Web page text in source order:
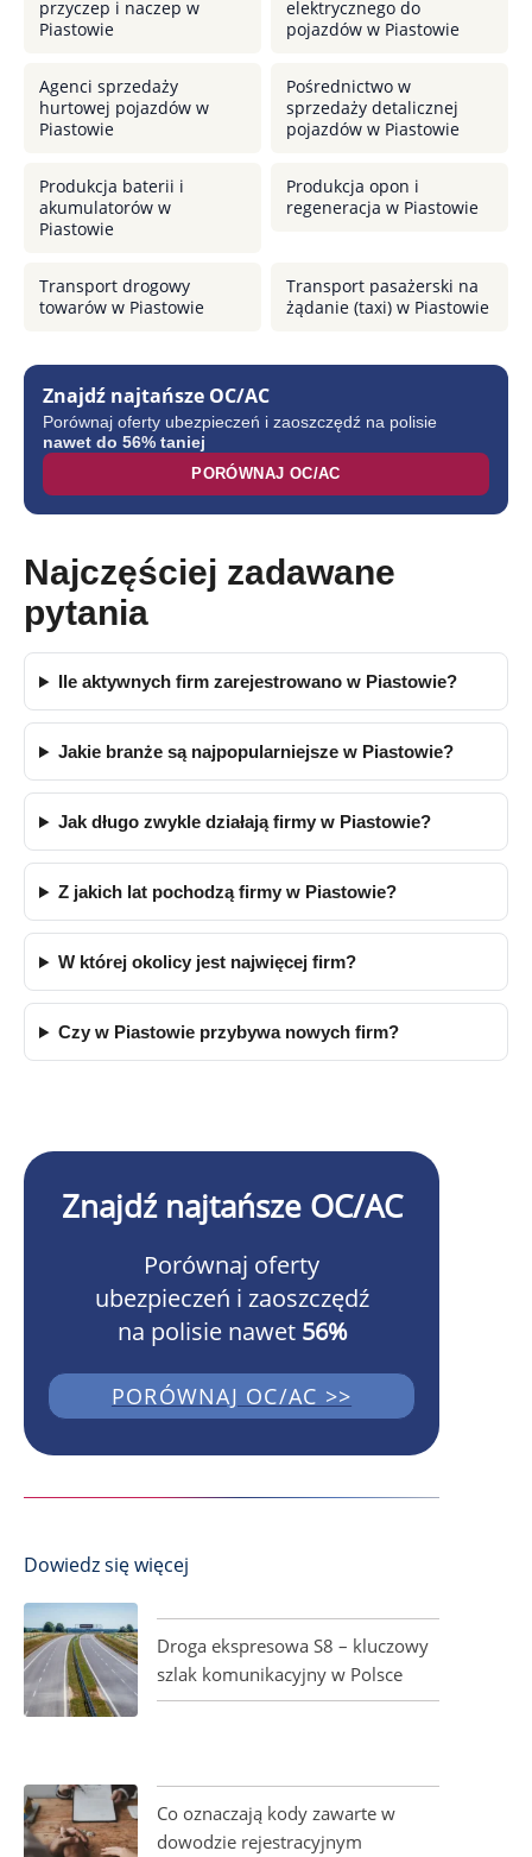
przyczep i naczep w
Piastowie
elektrycznego do
pojazdów w Piastowie
Agenci sprzedaży
hurtowej pojazdów w
Piastowie
Pośrednictwo w
sprzedaży detalicznej
pojazdów w Piastowie
Produkcja baterii i
akumulatorów w
Piastowie
Produkcja opon i
regeneracja w Piastowie
Transport drogowy
towarów w Piastowie
Transport pasażerski na
żądanie (taxi) w Piastowie
Znajdź najtańsze OC/AC
Porównaj oferty ubezpieczeń i zaoszczędź na polisie
nawet do 56% taniej
PORÓWNAJ OC/AC
Najczęściej zadawane
pytania
Ile aktywnych firm zarejestrowano w Piastowie?
Jakie branże są najpopularniejsze w Piastowie?
Jak długo zwykle działają firmy w Piastowie?
Z jakich lat pochodzą firmy w Piastowie?
W której okolicy jest najwięcej firm?
Czy w Piastowie przybywa nowych firm?
Znajdź najtańsze OC/AC
Porównaj oferty
ubezpieczeń i zaoszczędź
na polisie nawet 56%
PORÓWNAJ OC/AC >>
Dowiedz się więcej
Droga ekspresowa S8 – kluczowy
szlak komunikacyjny w Polsce
Co oznaczają kody zawarte w
dowodzie rejestracyjnym